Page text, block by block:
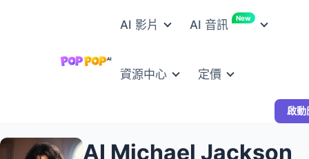
AI 影片 AI 音訊 New
資源中心 定價
啟動
AI Michael Jackson